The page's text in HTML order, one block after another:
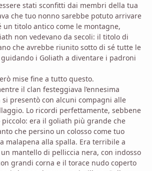
stati sconfitti dai membri della tua
che tuo nonno sarebbe potuto arrivare
un titolo antico come le montagne,
non vedevano da secoli: il titolo di
che avrebbe riunito sotto di sé tutte le
i Goliath a diventare i padroni
mise fine a tutto questo.
il clan festeggiava l’ennesima
presentò con alcuni compagni alle
Lo ricordi perfettamente, sebbene
era il goliath più grande che
che persino un colosso come tuo
malapena alla spalla. Era terribile a
mantello di pelliccia nera, con indosso
grandi corna e il torace nudo coperto